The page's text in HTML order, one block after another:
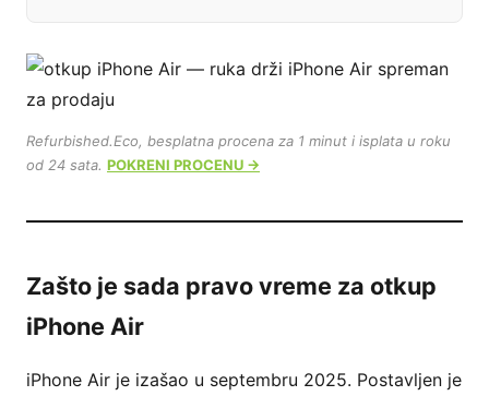
Refurbished.Eco, besplatna procena za 1 minut i isplata u roku
od 24 sata. POKRENI PROCENU →
Zašto je sada pravo vreme za otkup
iPhone Air
iPhone Air je izašao u septembru 2025. Postavljen je